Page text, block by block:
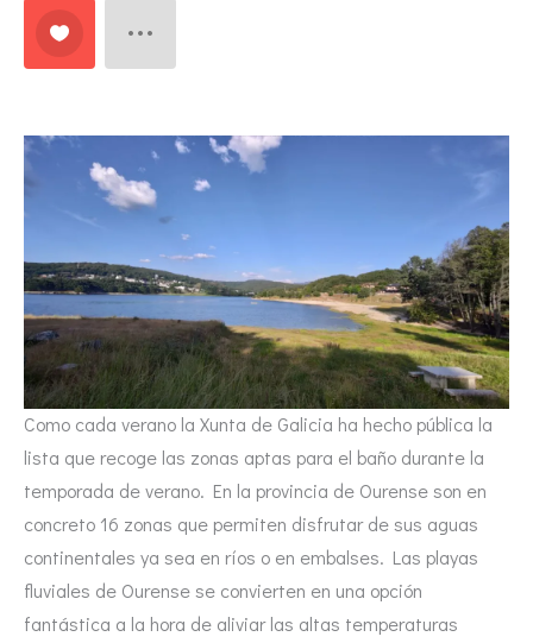
Como cada verano la Xunta de Galicia ha hecho pública la
lista que recoge las zonas aptas para el baño durante la
temporada de verano. En la provincia de Ourense son en
concreto 16 zonas que permiten disfrutar de sus aguas
continentales ya sea en ríos o en embalses. Las playas
fluviales de Ourense se convierten en una opción
fantástica a la hora de aliviar las altas temperaturas